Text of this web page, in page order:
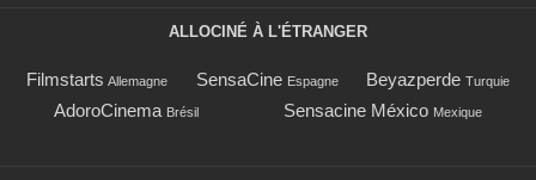
ALLOCINÉ À L'ÉTRANGER
Filmstarts Allemagne SensaCine Espagne Beyazperde Turquie
AdoroCinema Brésil Sensacine México Mexique